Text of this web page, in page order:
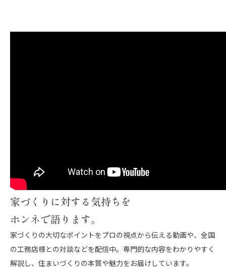
家づくりに対する気持ちを
ホンネで語ります。
家づくりの大切なポイントをプロの視点から伝える動画や、全国
の工務店様との対談などを配信中。専門的な内容をわかりやすく
解説し、住まいづくりの本質や魅力をお届けしています。